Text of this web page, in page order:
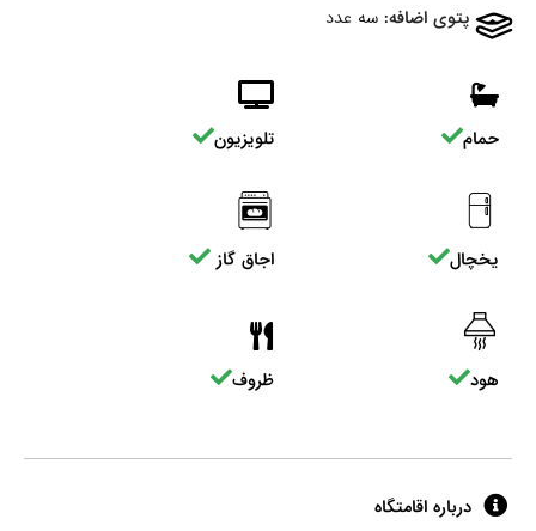
پتوی اضافه: سه عدد
حمام تلویزیون
یخچال اجاق گاز
هود ظروف
درباره اقامتگاه